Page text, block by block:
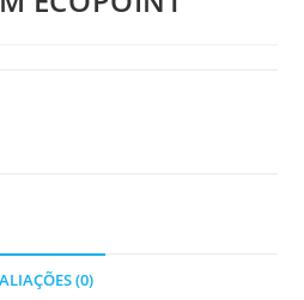
(0)